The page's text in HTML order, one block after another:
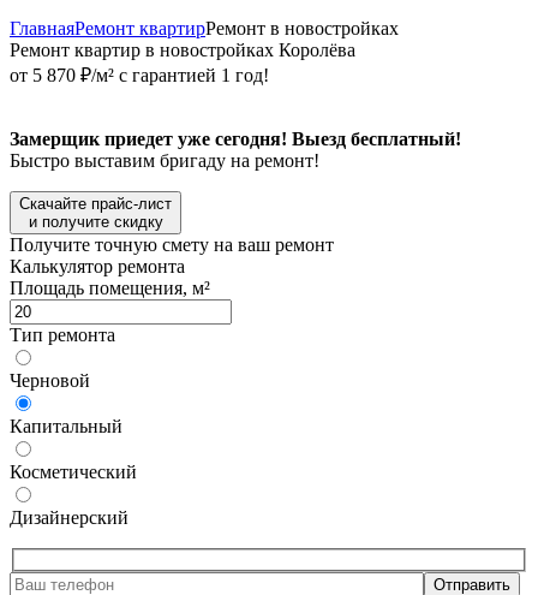
ГлавнаяРемонт квартирРемонт в новостройках
Ремонт квартир в новостройках Королёва
от 5 870 ₽/м² с гарантией 1 год!
Замерщик приедет уже сегодня! Выезд бесплатный!
Быстро выставим бригаду на ремонт!
Скачайте прайс-лист
и получите скидку
Получите точную смету на ваш ремонт
Калькулятор ремонта
Площадь помещения, м²
Тип ремонта
Черновой
Капитальный
Косметический
Дизайнерский
Отправить